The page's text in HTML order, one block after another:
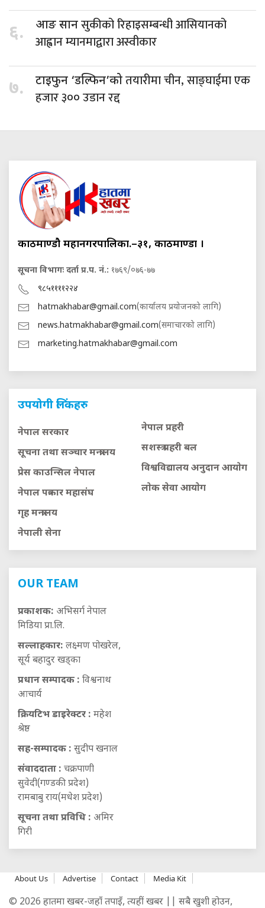
६. आङ सानसुकीको रिहाइसम्बन्धी आसियानको
आह्वान म्यानमाद्वारा अस्वीकार
७. टाइफुन ‘डल्फिन’कोतयारीमा चीन, साङ्घाईमा एक
हजार ३०० उडान रद्द
काठमाण्डौ महानगरपालिका.–३१, काठमाण्डौं ।
सूचना विभागः दर्ता प्र.प. नं.: १७६९/०७६-७७
९८५११११२२४
hatmakhabar@gmail.com(कार्यालय प्रयोजनको लागि)
news.hatmakhabar@gmail.com(समाचारको लागि)
marketing.hatmakhabar@gmail.com
उपयोगी लिंकहरु
नेपाल सरकार
सूचना तथा सञ्चार मन्त्रालय
प्रेस काउन्सिल नेपाल
नेपाल पत्रकार महासंघ
गृह मन्त्रालय
नेपाली सेना
नेपाल प्रहरी
सशस्त्र प्रहरी बल
विश्वविद्यालय अनुदान आयाेग
लाेक सेवा आयाेग
OUR TEAM
प्रकाशक: अभिसर्ग नेपाल
मिडिया प्रा.लि.
सल्लाहकार: लक्ष्मण पोखरेल,
सूर्य बहादुर खड्का
प्रधान सम्पादक : विश्वनाथ
आचार्य
क्रियटिभ डाइरेक्टर : महेश
श्रेष्ठ
सह-सम्पादक : सुदीप खनाल
संवाददाता : चक्रपाणी
सुवेदी(गण्डकी प्रदेश)
रामबाबु राय(मधेश प्रदेश)
सूचना तथा प्रविधि : अमिर
गिरी
About Us Advertise Contact Media Kit
© 2026 हातमा खबर-जहाँ तपाइँ, त्यहीं खबर || सबै खुशी होउन,